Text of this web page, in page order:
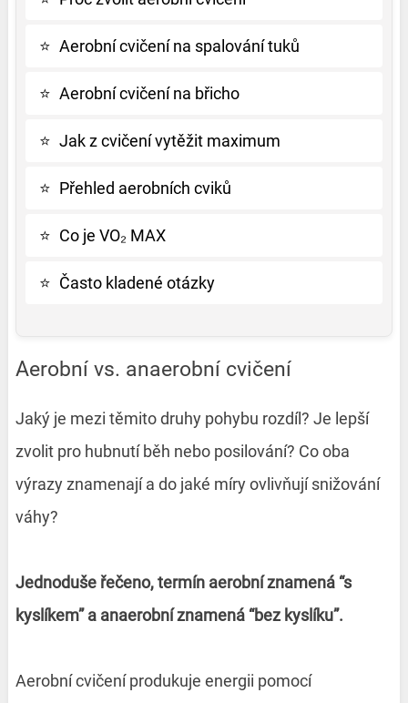
⭐ Aerobní cvičení na spalování tuků
⭐ Aerobní cvičení na břicho
⭐ Jak z cvičení vytěžit maximum
⭐ Přehled aerobních cviků
⭐ Co je VO₂ MAX
⭐ Často kladené otázky
Aerobní vs. anaerobní cvičení
Jaký je mezi těmito druhy pohybu rozdíl? Je lepší
zvolit pro hubnutí běh nebo posilování? Co oba
výrazy znamenají a do jaké míry ovlivňují snižování
váhy?
Jednoduše řečeno, termín aerobní znamená “s
kyslíkem” a anaerobní znamená “bez kyslíku”.
Aerobní cvičení produkuje energii pomocí